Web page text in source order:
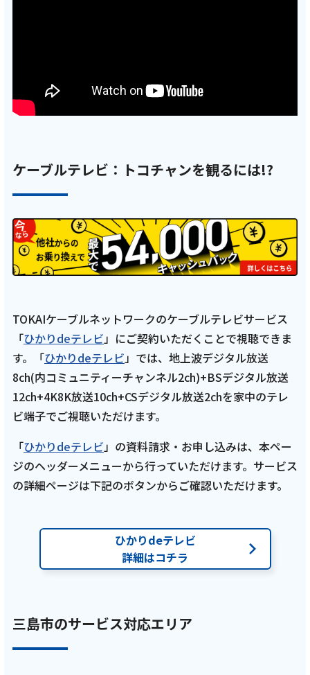
【ケーブルテレビ・東レアローズ】2025年7
月放送回 Caffe Bar RITORNOで酒井啓輔選
ン】
記事を読む
【ケーブルテレビ・東レアローズ】2025年5
月放送回 米山裕太選手引退記念トークショー
山田大貴選手・李博選手も出演【ARROWS
TIME 第5話 トコチャン】
【ケーブルテレビ・東レアローズ】2025年5
月放送回 米山裕太選手引退記念トークショー
ケーブルテレビ：トコチャンを観るには!?
TOKAIケーブルネットワークのケーブルテレビサービス
「ひかりdeテレビ 」にご契約いただくことで視聴できま
す。「ひかりdeテレビ 」では、地上波デジタル放送
8ch(内コミュニティーチャンネル2ch)+BSデジタル放送
12ch+4K8K放送10ch+CSデジタル放送2chを家中のテレ
ビ端子でご視聴いただけます。
「ひかりdeテレビ 」の資料請求・お申し込みは、本ペー
ジのヘッダーメニューから行っていただけます。サービス
の詳細ページは下記のボタンからご確認いただけます。
ひかりdeテレビ
詳細はコチラ
三島市のサービス対応エリア